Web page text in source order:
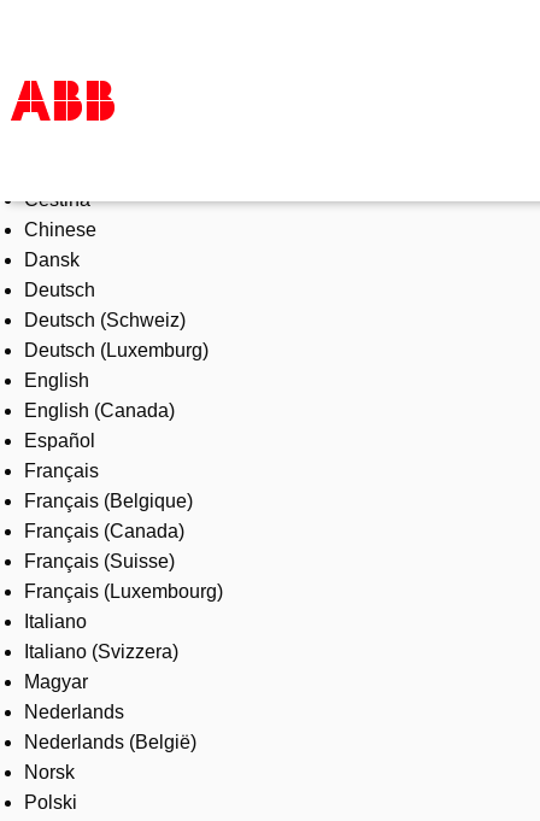
Products & Solutions
Industries
Services
About us
Where to buy
Contact us
Careers
Čeština
Chinese
Dansk
Deutsch
Deutsch (Schweiz)
Deutsch (Luxemburg)
English
English (Canada)
Español
Français
Français (Belgique)
Français (Canada)
Français (Suisse)
Français (Luxembourg)
Italiano
Italiano (Svizzera)
Magyar
Nederlands
Nederlands (België)
Norsk
Polski